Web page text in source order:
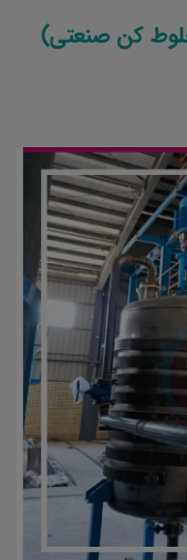
کن صنعتی)